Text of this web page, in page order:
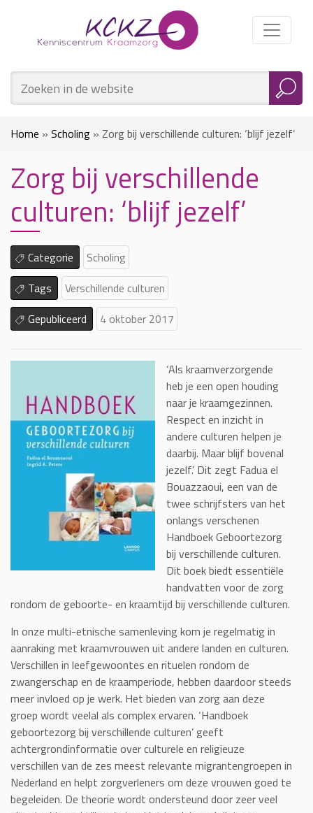
Home » Scholing » Zorg bij verschillende culturen: ‘blijf jezelf’
Zorg bij verschillende
culturen: ‘blijf jezelf’
Categorie
Scholing
Tags
Verschillende culturen
Gepubliceerd
4 oktober 2017
‘Als kraamverzorgende
heb je een open houding
naar je kraamgezinnen.
Respect en inzicht in
andere culturen helpen je
daarbij. Maar blijf bovenal
jezelf.’ Dit zegt Fadua el
Bouazzaoui, een van de
twee schrijfsters van het
onlangs verschenen
Handboek Geboortezorg
bij verschillende culturen.
Dit boek biedt essentiële
handvatten voor de zorg
rondom de geboorte- en kraamtijd bij verschillende culturen.
In onze multi-etnische samenleving kom je regelmatig in
aanraking met kraamvrouwen uit andere landen en culturen.
Verschillen in leefgewoontes en rituelen rondom de
zwangerschap en de kraamperiode, hebben daardoor steeds
meer invloed op je werk. Het bieden van zorg aan deze
groep wordt veelal als complex ervaren. ‘Handboek
geboortezorg bij verschillende culturen’ geeft
achtergrondinformatie over culturele en religieuze
verschillen van de zes meest relevante migrantengroepen in
Nederland en helpt zorgverleners om deze vrouwen goed te
begeleiden. De theorie wordt ondersteund door zeer veel